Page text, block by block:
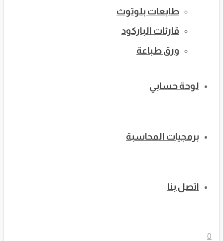
طابعات بلوتوث
قارئات الباركود
ورق طباعة
لوحة حسابي
برمجيات المحاسبة
اتصل بنا
0